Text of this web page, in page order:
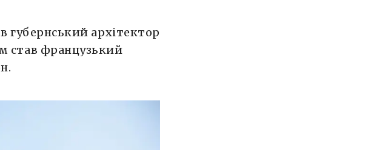
губернський архітектор
став французький